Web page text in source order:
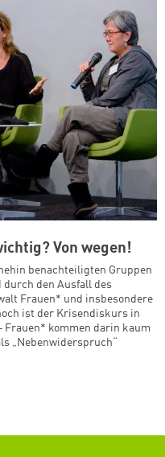
Von wegen!
benachteiligten Gruppen
durch den Ausfall des
Frauen* und insbesondere
ist der Krisendiskurs in
Frauen* kommen darin kaum
„Nebenwiderspruch“